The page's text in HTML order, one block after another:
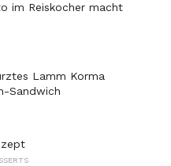
im Reiskocher macht
Lamm Korma
Sandwich